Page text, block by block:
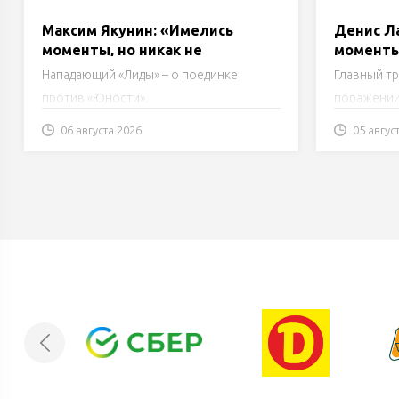
Максим Якунин: «Имелись
моменты, но никак не
удавалось расколдовать
Нападающий «Лиды» – о поединке
против «Юности».
06 августа 2026
Денис
тратим,
Главный
05